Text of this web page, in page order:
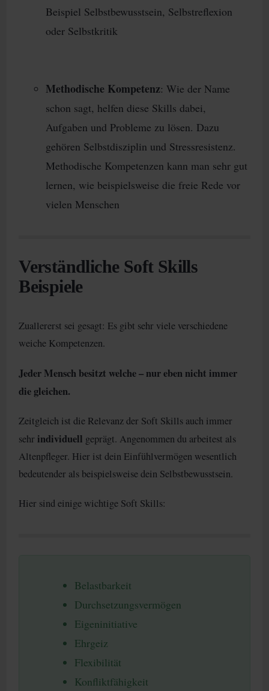
Beispiel Selbstbewusstsein, Selbstreflexion
oder Selbstkritik
Methodische Kompetenz: Wie der Name
schon sagt, helfen diese Skills dabei,
Aufgaben und Probleme zu lösen. Dazu
gehören Selbstdisziplin und Stressresistenz.
Methodische Kompetenzen kann man sehr gut
lernen, wie beispielsweise die freie Rede vor
vielen Menschen
Verständliche Soft Skills
Beispiele
Zuallererst sei gesagt: Es gibt sehr viele verschiedene
weiche Kompetenzen.
Jeder Mensch besitzt welche – nur eben nicht immer
die gleichen.
Zeitgleich ist die Relevanz der Soft Skills auch immer
sehr individuell geprägt. Angenommen du arbeitest als
Altenpfleger. Hier ist dein Einfühlvermögen wesentlich
bedeutender als beispielsweise dein Selbstbewusstsein.
Hier sind einige wichtige Soft Skills:
Belastbarkeit
Durchsetzungsvermögen
Eigeninitiative
Ehrgeiz
Flexibilität
Konfliktfähigkeit